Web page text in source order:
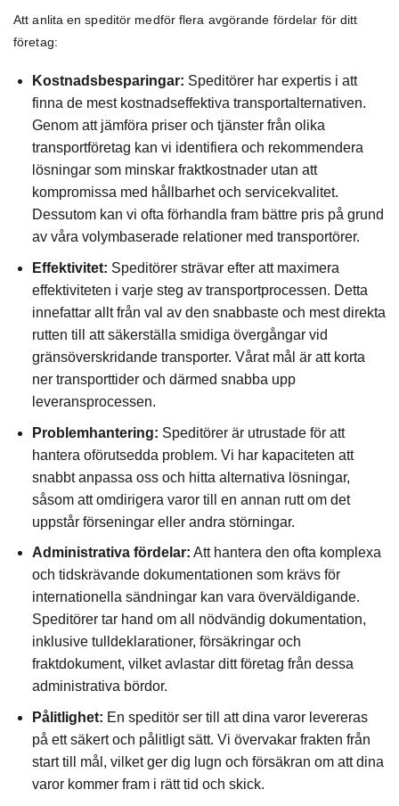
Att anlita en speditör medför flera avgörande fördelar för ditt
företag:
Kostnadsbesparingar: Speditörer har expertis i att
finna de mest kostnadseffektiva transportalternativen.
Genom att jämföra priser och tjänster från olika
transportföretag kan vi identifiera och rekommendera
lösningar som minskar fraktkostnader utan att
kompromissa med hållbarhet och servicekvalitet.
Dessutom kan vi ofta förhandla fram bättre pris på grund
av våra volymbaserade relationer med transportörer.
Effektivitet: Speditörer strävar efter att maximera
effektiviteten i varje steg av transportprocessen. Detta
innefattar allt från val av den snabbaste och mest direkta
rutten till att säkerställa smidiga övergångar vid
gränsöverskridande transporter. Vårat mål är att korta
ner transporttider och därmed snabba upp
leveransprocessen.
Problemhantering: Speditörer är utrustade för att
hantera oförutsedda problem. Vi har kapaciteten att
snabbt anpassa oss och hitta alternativa lösningar,
såsom att omdirigera varor till en annan rutt om det
uppstår förseningar eller andra störningar.
Administrativa fördelar: Att hantera den ofta komplexa
och tidskrävande dokumentationen som krävs för
internationella sändningar kan vara överväldigande.
Speditörer tar hand om all nödvändig dokumentation,
inklusive tulldeklarationer, försäkringar och
fraktdokument, vilket avlastar ditt företag från dessa
administrativa bördor.
Pålitlighet: En speditör ser till att dina varor levereras
på ett säkert och pålitligt sätt. Vi övervakar frakten från
start till mål, vilket ger dig lugn och försäkran om att dina
varor kommer fram i rätt tid och skick.